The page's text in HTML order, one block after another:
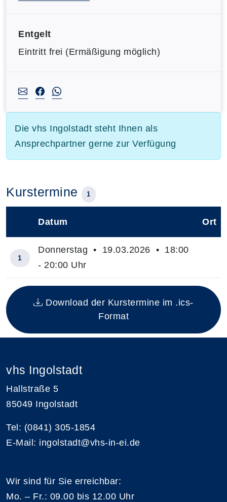
Entgelt
Eintritt frei (Ermäßigung möglich)
Die vhs Ingolstadt steht Ihnen als
Ansprechpartner gerne zur Verfügung
Kurstermine 1
Insgesamt gibt es 1 Termine zum diesen Kurs
Datum Ort
1
Donnerstag • 19.03.2026 • 18:00
- 20:00 Uhr
Download der Kurstermine im .ics-
Format
vhs Ingolstadt
Hallstraße 5
85049 Ingolstadt
Tel: (0841) 305-1854
E-Mail: ingolstadt@vhs-in-ei.de
Wir sind für Sie erreichbar:
Mo. – Fr.: 09.00 bis 12.00 Uhr